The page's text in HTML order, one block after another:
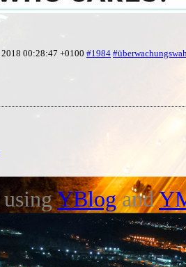
00:28:47 +0100 #1984
usingYBlogand